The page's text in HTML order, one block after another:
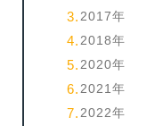
2017年
2018年
2020年
2021年
2022年